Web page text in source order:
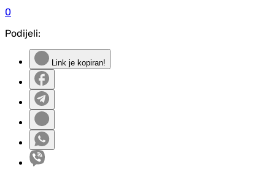
0
Podijeli:
Link je kopiran!